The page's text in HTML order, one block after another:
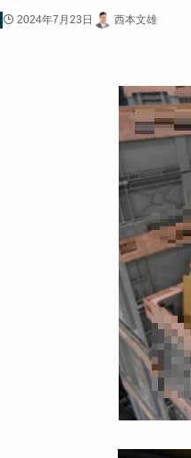
2024年7月23日 西本文雄